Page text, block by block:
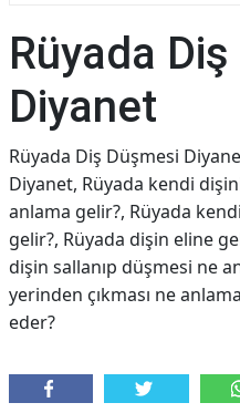
Rüyada
Diyanet
Rüyada Diş Düşmesi
Diyanet, Rüyada kendi
anlama gelir?, Rüyada
gelir?, Rüyada dişin eline
dişin sallanıp düşmesi ne
yerinden çıkması ne
eder?